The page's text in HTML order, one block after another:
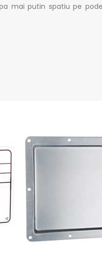
mai putin spatiu pe